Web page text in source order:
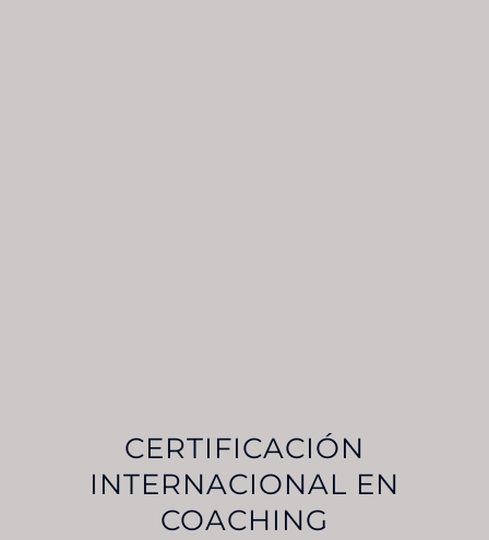
CERTIFICACIÓN
INTERNACIONAL EN
COACHING